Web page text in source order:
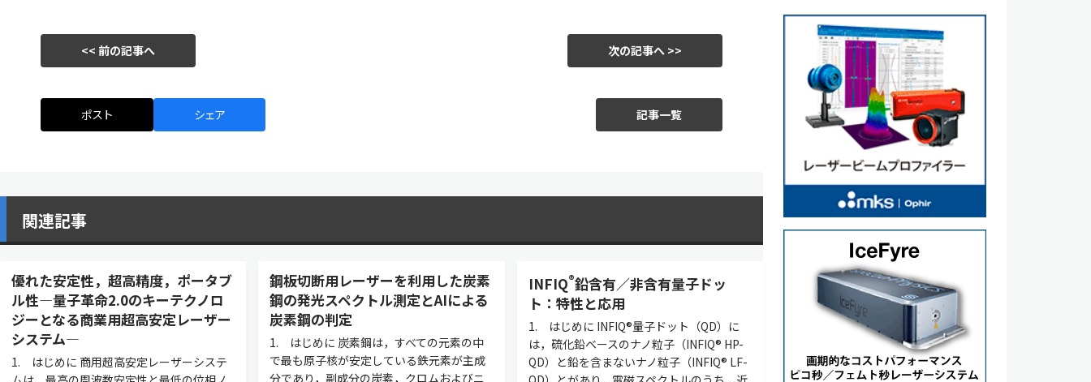
<< 前の記事へ 次の記事へ >>
ポスト シェア 記事一覧
関連記事
優れた安定性，超高精度，ポータブ
ル性—量子革命2.0のキーテクノロ
ジーとなる商業用超高安定レーザー
システム—
1. はじめに 商用超高安定レーザーシステ
鋼板切断用レーザーを利用した炭素
鋼の発光スペクトル測定とAIによる
炭素鋼の判定
1. はじめに 炭素鋼は，すべての元素の中
で最も原子核が安定している鉄元素が主成
分であり，副成分の炭素，クロムおよびニ
INFIQ®鉛含有／非含有量子ドッ
ト：特性と応用
1. はじめに INFIQ®量子ドット（QD）に
は，硫化鉛ベースのナノ粒子（INFIQ® HP-
QD）と鉛を含まないナノ粒子（INFIQ® LF-